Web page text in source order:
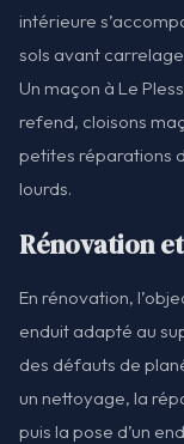
intérieure
sols avant
Un maçon à Le
refend, cloisons
petites réparations
lourds.
Rénovation
En rénovation,
enduit adapté au
des défauts de
un nettoyage, la
puis la pose d’un